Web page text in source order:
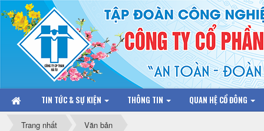
TIN TỨC & SỰ KIỆN THÔNG TIN QUAN HỆ CỔ ĐÔNG
Trang nhất Văn bản